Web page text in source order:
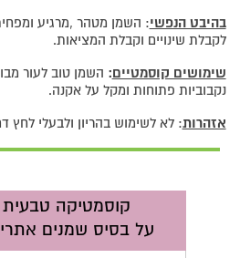
בהיבט הנפשי: השמן מטהר ,מרגיע
לקבלת שינויים וקבלת המציאות.
שימושים קוסמטיים: השמן טוב לעור
נקבוביות פתוחות ומקל על אקנה.
אזהרות: לא לשימוש בהריון ולבעלי לחץ
קוסמטיקה טבעית
על בסיס שמנים